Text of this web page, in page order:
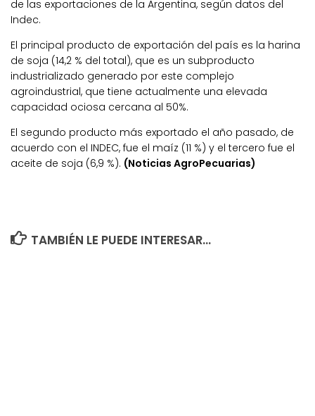
de las exportaciones de la Argentina, según datos del
Indec.
El principal producto de exportación del país es la harina
de soja (14,2 % del total), que es un subproducto
industrializado generado por este complejo
agroindustrial, que tiene actualmente una elevada
capacidad ociosa cercana al 50%.
El segundo producto más exportado el año pasado, de
acuerdo con el INDEC, fue el maíz (11 %) y el tercero fue el
aceite de soja (6,9 %). (Noticias AgroPecuarias)
TAMBIÉN LE PUEDE INTERESAR...